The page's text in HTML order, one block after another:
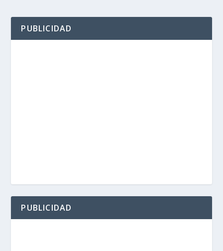
PUBLICIDAD
PUBLICIDAD